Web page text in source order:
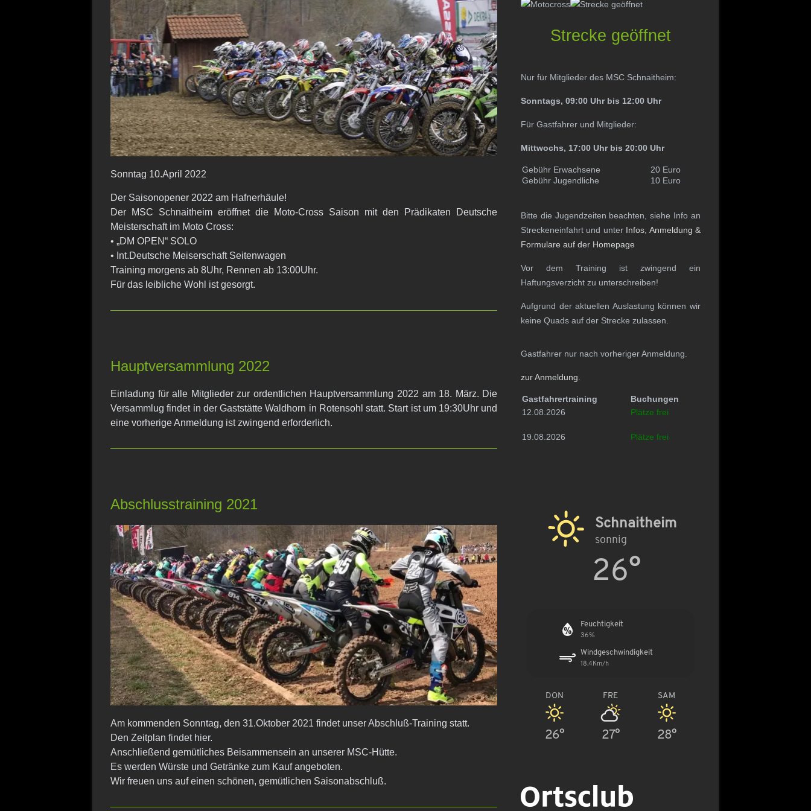
Sonntag 10.April 2022
Der Saisonopener 2022 am Hafnerhäule!
Der MSC Schnaitheim eröffnet die Moto-Cross Saison mit den Prädikaten Deutsche
Meisterschaft im Moto Cross:
• „DM OPEN“ SOLO
• Int.Deutsche Meiserschaft Seitenwagen
Training morgens ab 8Uhr, Rennen ab 13:00Uhr.
Für das leibliche Wohl ist gesorgt.
Hauptversammlung 2022
Einladung für alle Mitglieder zur ordentlichen Hauptversammlung 2022 am 18. März. Die
Versammlug findet in der Gaststätte Waldhorn in Rotensohl statt. Start ist um 19:30Uhr und
eine vorherige Anmeldung ist zwingend erforderlich.
Abschlusstraining 2021
Am kommenden Sonntag, den 31.Oktober 2021 findet unser Abschluß-Training statt.
Den Zeitplan findet hier.
Anschließend gemütliches Beisammensein an unserer MSC-Hütte.
Es werden Würste und Getränke zum Kauf angeboten.
Wir freuen uns auf einen schönen, gemütlichen Saisonabschluß.
Strecke geöffnet
Nur für Mitglieder des MSC Schnaitheim:
Sonntags, 09:00 Uhr bis 12:00 Uhr
Für Gastfahrer und Mitglieder:
Mittwochs, 17:00 Uhr bis 20:00 Uhr
Gebühr Erwachsene
20 Euro
Gebühr Jugendliche
10 Euro
Bitte die Jugendzeiten beachten, siehe Info an
Streckeneinfahrt und unter Infos, Anmeldung &
Formulare auf der Homepage
Vor dem Training ist zwingend ein
Haftungsverzicht zu unterschreiben!
Aufgrund der aktuellen Auslastung können wir
keine Quads auf der Strecke zulassen.
Gastfahrer nur nach vorheriger Anmeldung.
zur Anmeldung.
Gastfahrertraining
Buchungen
12.08.2026
Plätze frei
19.08.2026 Plätze frei
Schnaitheim
sonnig
26°
Feuchtigkeit
36%
Windgeschwindigkeit
18.4Km/h
DON
26°
FRE
27°
SAM
28°